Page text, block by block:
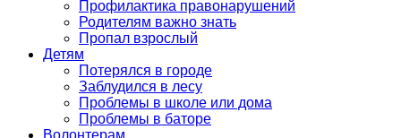
Профилактика правонарушений
Родителям важно знать
Пропал взрослый
Детям
Потерялся в городе
Заблудился в лесу
Проблемы в школе или дома
Проблемы в баторе
Волонтерам